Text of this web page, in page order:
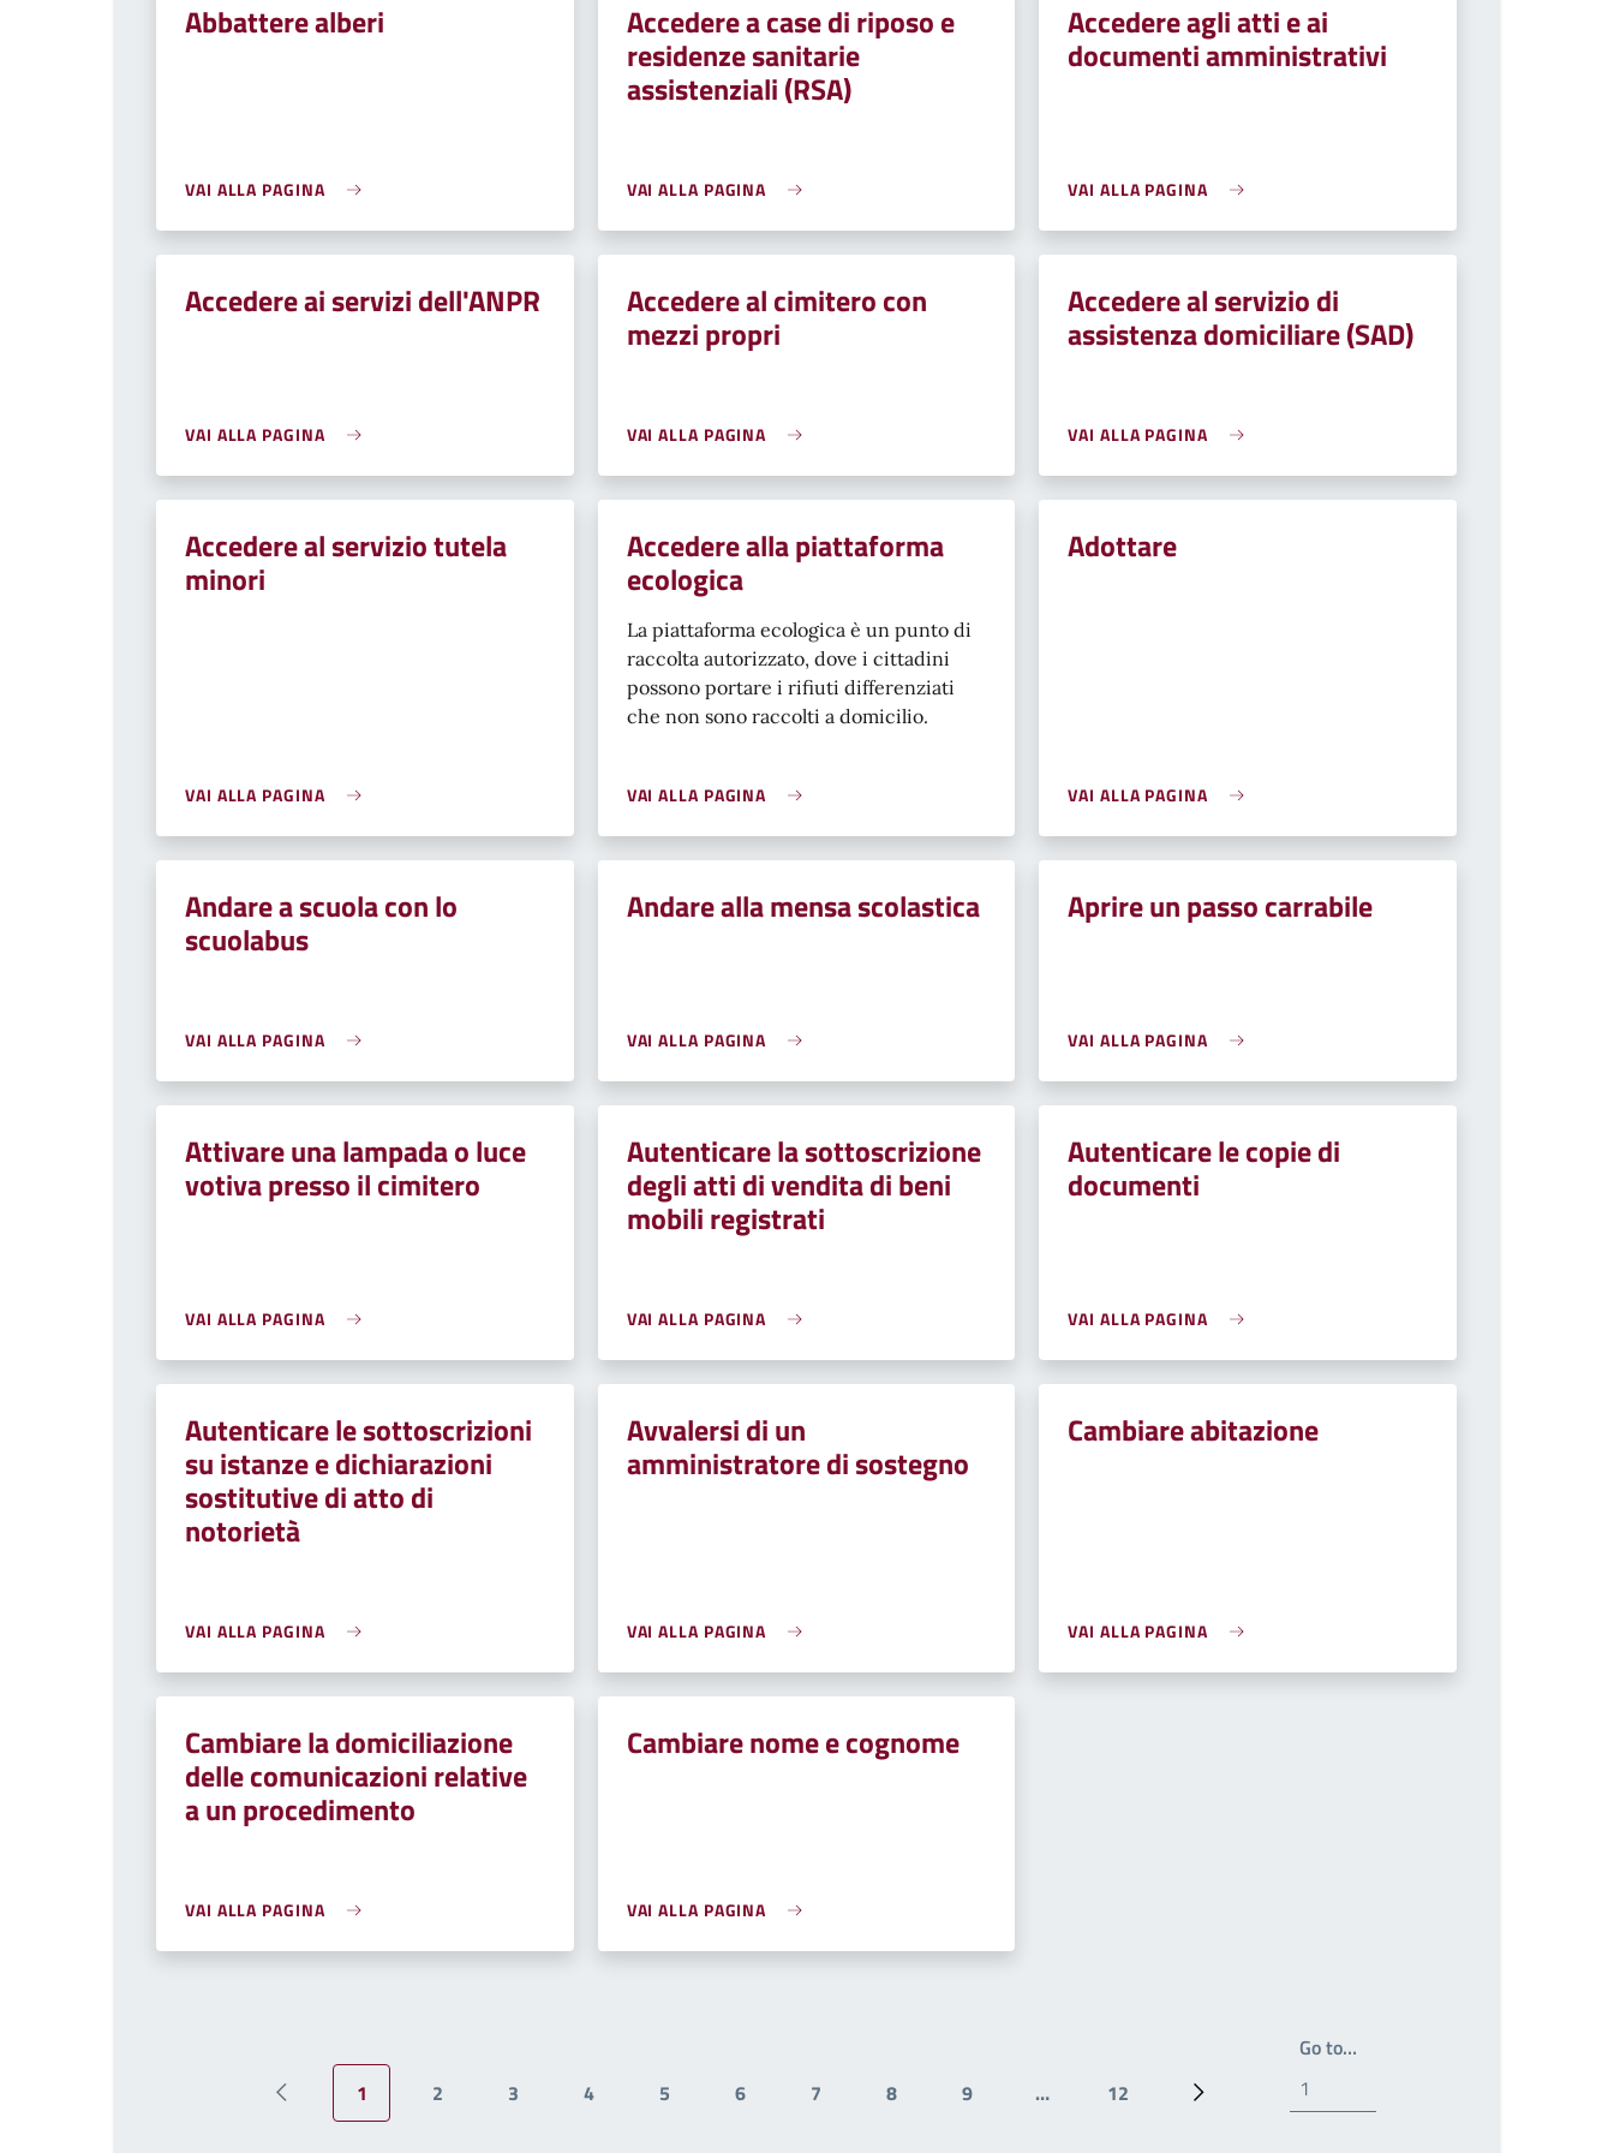
Abbattere alberi
VAI ALLA PAGINA
Accedere a case di riposo e
residenze sanitarie
assistenziali (RSA)
VAI ALLA PAGINA
Accedere agli atti e ai
documenti amministrativi
VAI ALLA PAGINA
Accedere ai servizi dell'ANPR
VAI ALLA PAGINA
Accedere al cimitero con
mezzi propri
VAI ALLA PAGINA
Accedere al servizio di
assistenza domiciliare (SAD)
VAI ALLA PAGINA
Accedere al servizio tutela
minori
VAI ALLA PAGINA
Accedere alla piattaforma
ecologica
La piattaforma ecologica è un punto di
raccolta autorizzato, dove i cittadini
possono portare i rifiuti differenziati
che non sono raccolti a domicilio.
VAI ALLA PAGINA
Adottare
VAI ALLA PAGINA
Andare a scuola con lo
scuolabus
VAI ALLA PAGINA
Andare alla mensa scolastica
VAI ALLA PAGINA
Aprire un passo carrabile
VAI ALLA PAGINA
Attivare una lampada o luce
votiva presso il cimitero
VAI ALLA PAGINA
Autenticare la sottoscrizione
degli atti di vendita di beni
mobili registrati
VAI ALLA PAGINA
Autenticare le copie di
documenti
VAI ALLA PAGINA
Autenticare le sottoscrizioni
su istanze e dichiarazioni
sostitutive di atto di
notorietà
VAI ALLA PAGINA
Avvalersi di un
amministratore di sostegno
VAI ALLA PAGINA
Cambiare abitazione
VAI ALLA PAGINA
Cambiare la domiciliazione
delle comunicazioni relative
a un procedimento
VAI ALLA PAGINA
Cambiare nome e cognome
VAI ALLA PAGINA
Pagina precedente
Pagina attuale
1
Pagina
2
Pagina
3
Pagina
4
Pagina
5
Pagina
6
Pagina
7
Pagina
8
Pagina
9 …
Ultima pagina
12
Prossima pagina
Go to…